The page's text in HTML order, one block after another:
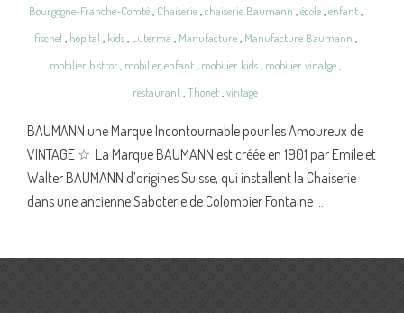
Bourgogne-Franche-Comté, Chaiserie, chaiserie Baumann école, enfant,
fischel
hopital kids, Luterma Manufacture, Manufacture Baumann
mobilier bistrot mobilier enfant mobilier kids mobilier vinatge
restaurant Thonet vintage
BAUMANN une Marque Incontournable pour les Amoureux de
VINTAGE ☆ La Marque BAUMANN est créée en 1901 par Emile et
Walter BAUMANN d’origines Suisse, qui installent la Chaiserie
dans une ancienne Saboterie de Colombier Fontaine ...
Posts